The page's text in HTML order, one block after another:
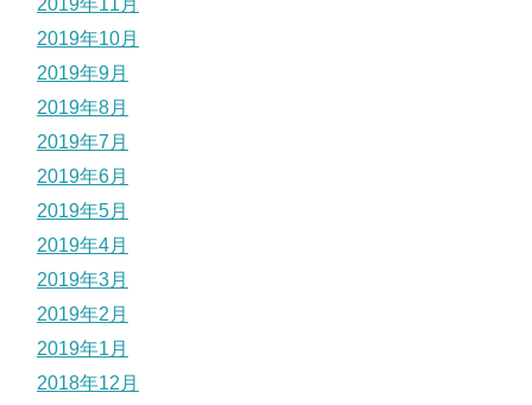
2019年10月
2019年9月
2019年8月
2019年7月
2019年6月
2019年5月
2019年4月
2019年3月
2019年2月
2019年1月
2018年12月